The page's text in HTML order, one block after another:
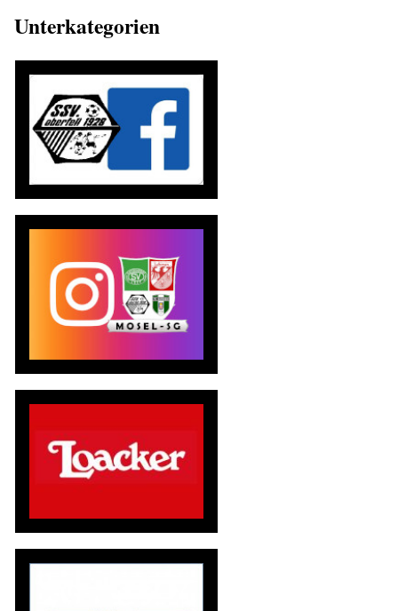
Unterkategorien